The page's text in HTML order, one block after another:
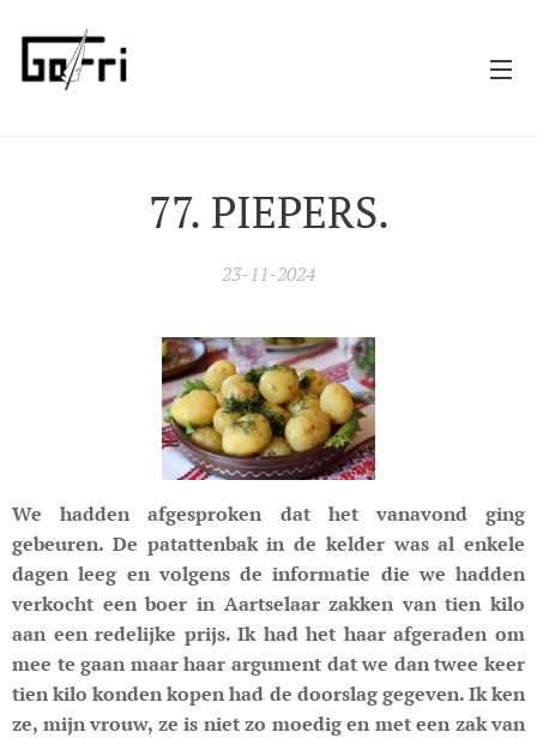
77. PIEPERS.
23-11-2024
We hadden afgesproken dat het vanavond ging
gebeuren. De patattenbak in de kelder was al enkele
dagen leeg en volgens de informatie die we hadden
verkocht een boer in Aartselaar zakken van tien kilo
aan een redelijke prijs. Ik had het haar afgeraden om
mee te gaan maar haar argument dat we dan twee keer
tien kilo konden kopen had de doorslag gegeven. Ik ken
ze, mijn vrouw, ze is niet zo moedig en met een zak van